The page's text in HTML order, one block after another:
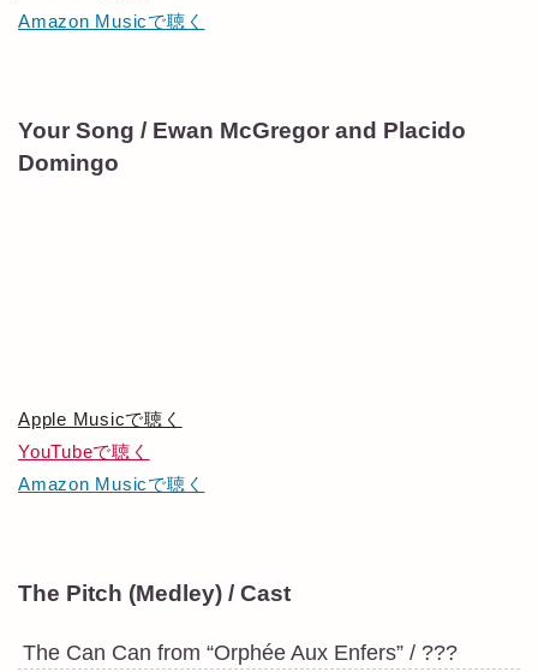
Amazon Musicで聴く
Your Song / Ewan McGregor and Placido
Domingo
Apple Musicで聴く
YouTubeで聴く
Amazon Musicで聴く
The Pitch (Medley) / Cast
The Can Can from “Orphée Aux Enfers” / ???